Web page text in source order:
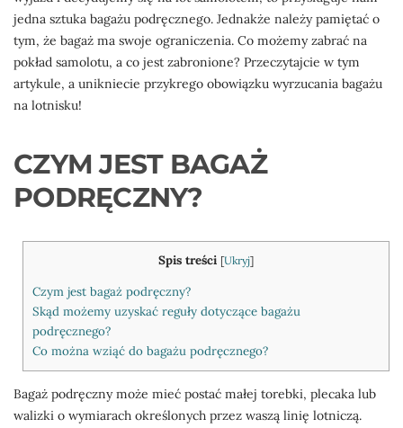
jedna sztuka bagażu podręcznego. Jednakże należy pamiętać o
tym, że bagaż ma swoje ograniczenia. Co możemy zabrać na
pokład samolotu, a co jest zabronione? Przeczytajcie w tym
artykule, a unikniecie przykrego obowiązku wyrzucania bagażu
na lotnisku!
CZYM JEST BAGAŻ
PODRĘCZNY?
Spis treści [Ukryj]
Czym jest bagaż podręczny?
Skąd możemy uzyskać reguły dotyczące bagażu
podręcznego?
Co można wziąć do bagażu podręcznego?
Bagaż podręczny może mieć postać małej torebki, plecaka lub
walizki o wymiarach określonych przez waszą linię lotniczą.